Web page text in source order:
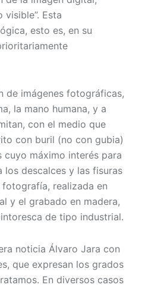
Esta
esto es, en su
de imágenes fotográficas,
la mano humana, y a
con el medio que
con buril (no con gubia)
máximo interés para
los descalces y las fisuras
realizada en
y el grabado en madera,
de tipo industrial.
noticia Álvaro Jara con
que expresan los grados
En diversos casos